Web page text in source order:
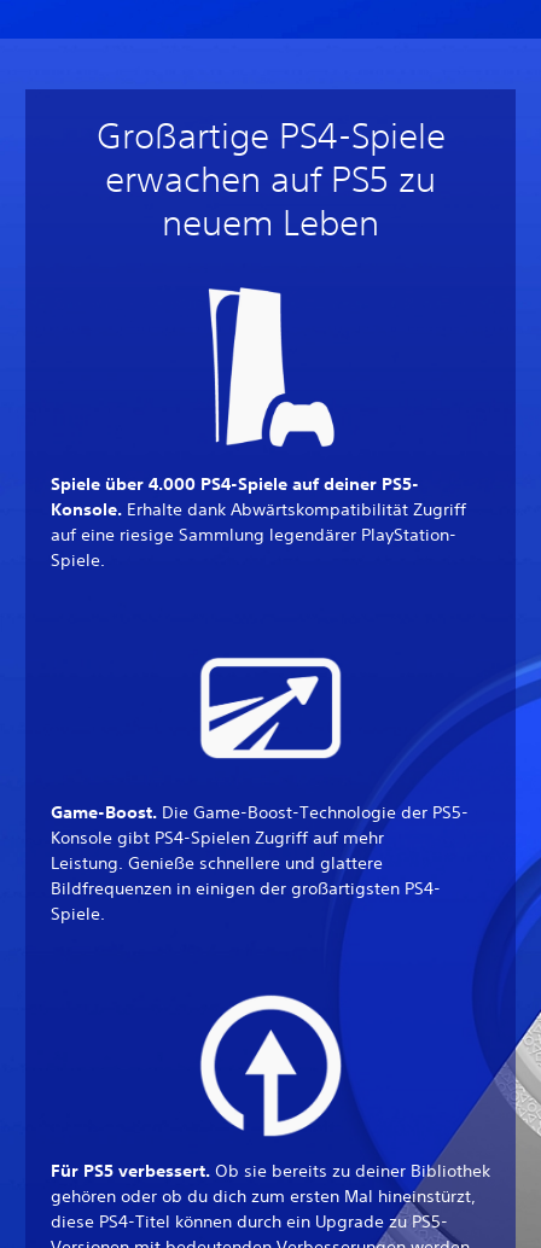
Großartige PS4-Spiele
erwachen auf PS5 zu
neuem Leben
Spiele über 4.000 PS4-Spiele auf deiner PS5-
Konsole. Erhalte dank Abwärtskompatibilität Zugriff
auf eine riesige Sammlung legendärer PlayStation-
Spiele.
Game-Boost. Die Game-Boost-Technologie der PS5-
Konsole gibt PS4-Spielen Zugriff auf mehr
Leistung. Genieße schnellere und glattere
Bildfrequenzen in einigen der großartigsten PS4-
Spiele.
Für PS5 verbessert. Ob sie bereits zu deiner Bibliothek
gehören oder ob du dich zum ersten Mal hineinstürzt,
diese PS4-Titel können durch ein Upgrade zu PS5-